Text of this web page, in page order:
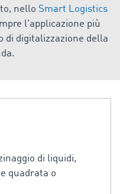
nello Smart Logistics
l'applicazione più
di digitalizzazione della
di liquidi,
quadrata o